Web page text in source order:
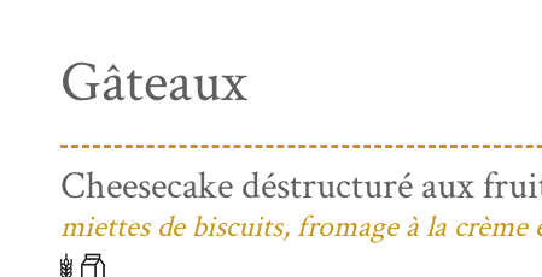
Gâteaux
Cheesecake déstructuré aux
miettes de biscuits, fromage à la crème